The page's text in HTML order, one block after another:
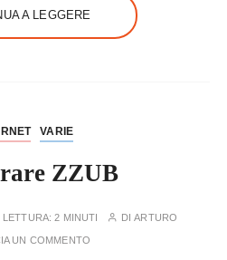
A LEGGERE
VARIE
ZZUB
LETTURA:2 MINUTI DIARTURO
UN COMMENTO